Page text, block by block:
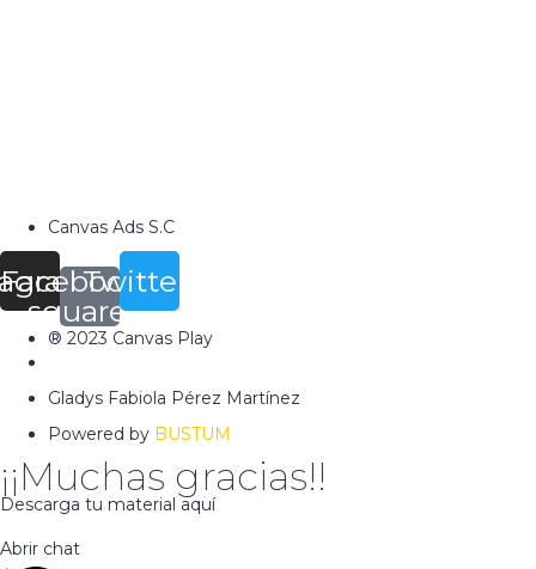
Canvas Ads S.C
Facebook-
square
Twitter
® 2023 Canvas Play
Gladys Fabiola Pérez Martínez
Powered by BUSTUM
¡¡Muchas gracias!!
Descarga tu material aquí
Abrir chat